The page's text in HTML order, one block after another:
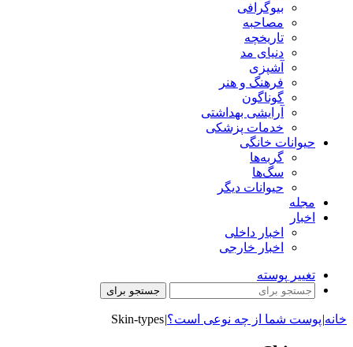
بیوگرافی
مصاحبه
تاریخچه
دنیای مد
آشپزی
فرهنگ و هنر
گوناگون
آرایشی بهداشتی
خدمات پزشکی
حیوانات خانگی
گربه‌ها
سگ‌ها
حیوانات دیگر
مجله
اخبار
اخبار داخلی
اخبار خارجی
تغییر پوسته
جستجو برای
خانه|پوست شما از چه نوعی است؟|
Skin-types